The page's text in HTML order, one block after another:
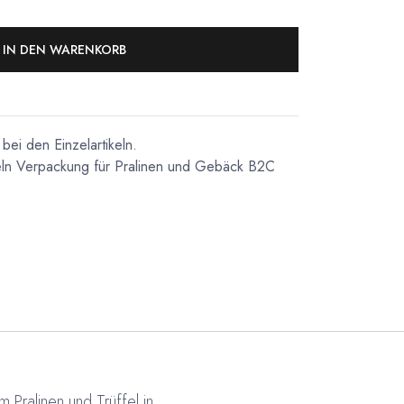
IN DEN WARENKORB
den Einzelartikeln.
Verpackung für Pralinen und Gebäck B2C